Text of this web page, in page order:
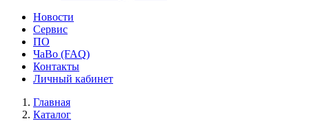
Новости
Сервис
ПО
ЧаВо (FAQ)
Контакты
Личный кабинет
Главная
Каталог